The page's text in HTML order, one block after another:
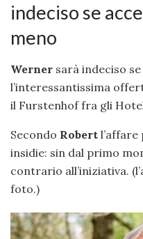
indeciso se
meno
Werner sarà indeciso
l’interessantissima
il Furstenhof fra gli
Secondo Robert
insidie: sin dal primo
contrario all’iniziativa.
foto.)